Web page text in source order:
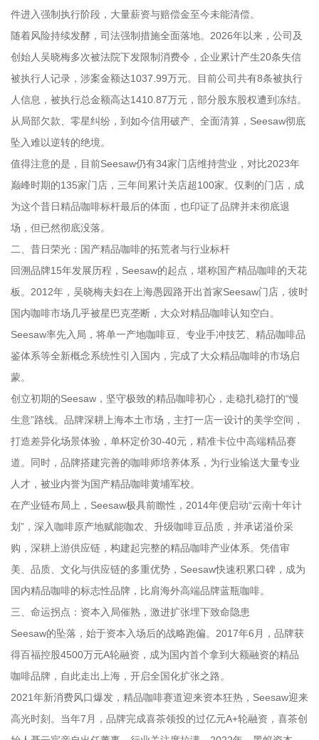
件进入强制执行阶段，大量薪资与赔偿金至今未能清偿。
随着风险持续发酵，司法强制措施全面落地。2026年以来，公司及
创始人吴晓梅多次被法院下发限制消费令，企业累计产生20条失信
被执行人记录，涉案金额达1037.99万元。目前公司共有8条被执行
人信息，被执行总金额高达1410.87万元，部分股东股权遭到冻结。
从局部欠款、零星纠纷，到如今信用破产、全面清算，Seesaw彻底
坠入难以逆转的绝境。
值得注意的是，目前Seesaw仍有34家门店维持营业，对比2023年
巅峰时期的135家门店，三年间累计关店超100家。仅剩的门店，成
为这个昔日精品咖啡标杆最后的体面，也印证了品牌并未彻底退
场，但已然彻底没落。
二、昔日荣光：国产精品咖啡的拓荒者与行业标杆
回溯品牌15年发展历程，Seesaw的起点，堪称国产精品咖啡的天花
板。2012年，吴晓梅夫妇在上海愚园路开出首家Seesaw门店，彼时
国内咖啡市场几乎被星巴克垄断，大众对精品咖啡认知空白。
Seesaw率先入局，将单一产地咖啡豆、专业手冲技艺、精品咖啡品
鉴体系等全新概念系统性引入国内，完成了大众精品咖啡的市场启
蒙。
创立初期的Seesaw，坚守极致的精品咖啡初心，走稳扎稳打的“慢
生意”路线。品牌深耕上海本土市场，主打一店一设计的美学空间，
打造差异化场景体验，单杯定价30-40元，精准卡位中高端精品赛
道。同时，品牌搭建完善的咖啡师培养体系，为行业输送大量专业
人才，被业内誉为国产精品咖啡黄埔军校。
在产业链布局上，Seesaw极具前瞻性，2014年便启动“云南十年计
划”，深入咖啡原产地赋能咖农、升级咖啡豆品质，并承诺溢价采
购，深耕上游供应链，构建起完整的精品咖啡产业体系。凭借审
美、品质、文化与供应链的多重优势，Seesaw快速积累口碑，成为
国内精品咖啡的标志性品牌，比肩海外高端品牌蓝瓶咖啡。
三、命运拐点：资本入局催熟，激进扩张埋下致命隐患
Seesaw的坠落，始于资本入场后的战略跑偏。2017年6月，品牌获
得百福控股4500万元A轮融资，成为国内首个拿到大额融资的精品
咖啡品牌，自此走出上海，开启全国化扩张之路。
2021年新消费风口爆发，精品咖啡赛道迎来资本狂热，Seesaw迎来
高光时刻。当年7月，品牌完成喜茶领投的过亿元A+轮融资，喜茶创